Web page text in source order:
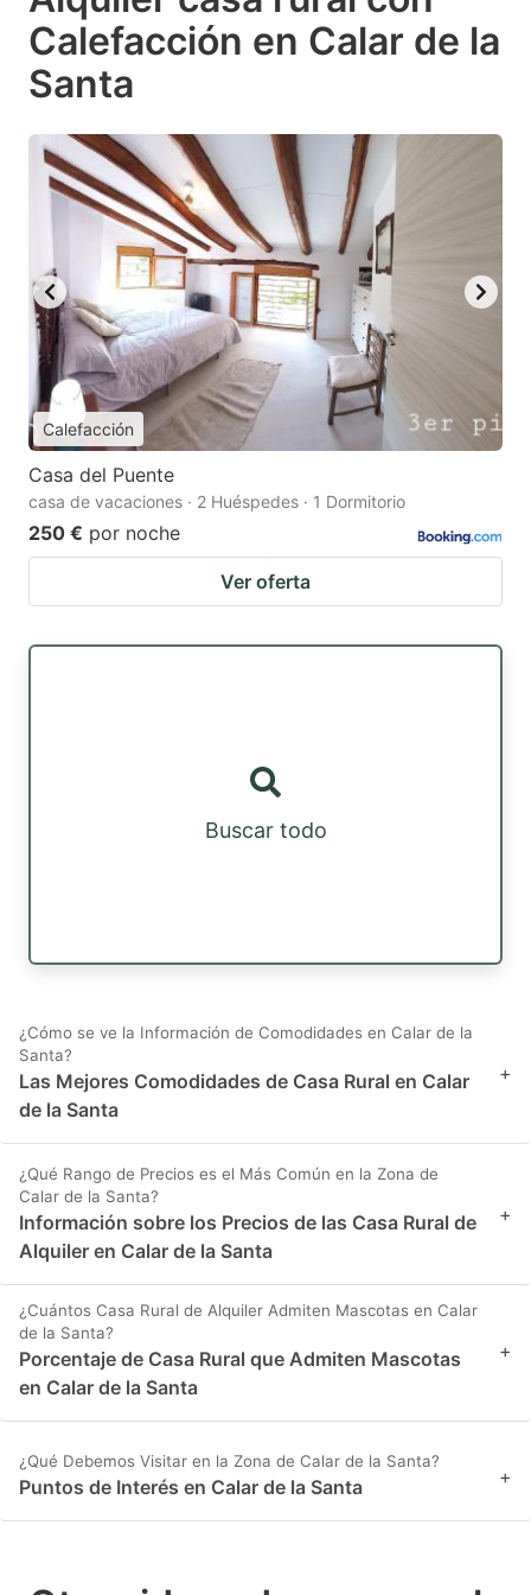
Calefacción en Calar de la
Santa
Calefacción
Casa del Puente
casa de vacaciones · 2 Huéspedes · 1 Dormitorio
250 € por noche
Ver oferta
Buscar todo
¿Cómo se ve la Información de Comodidades en Calar de la
Santa?
Las Mejores Comodidades de Casa Rural en Calar
de la Santa
+
¿Qué Rango de Precios es el Más Común en la Zona de
Calar de la Santa?
Información sobre los Precios de las Casa Rural de
Alquiler en Calar de la Santa
+
¿Cuántos Casa Rural de Alquiler Admiten Mascotas en Calar
de la Santa?
Porcentaje de Casa Rural que Admiten Mascotas
en Calar de la Santa
+
¿Qué Debemos Visitar en la Zona de Calar de la Santa?
Puntos de Interés en Calar de la Santa +